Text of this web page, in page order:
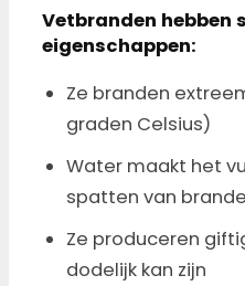
Vetbranden hebben
eigenschappen:
Ze branden
graden Celsius)
Water maakt het
spatten van
Ze produceren
dodelijk kan zijn